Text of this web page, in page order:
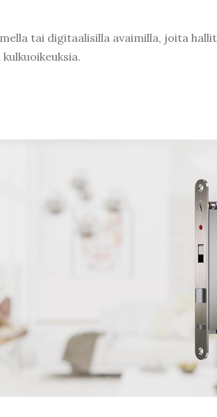
tai digitaalisilla avaimilla, joita